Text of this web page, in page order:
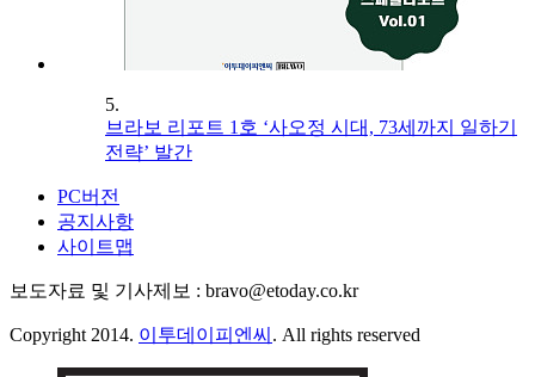
5.
브라보 리포트 1호 ‘사오정 시대, 73세까지 일하기
전략’ 발간
PC버전
공지사항
사이트맵
보도자료 및 기사제보 : bravo@etoday.co.kr
Copyright 2014. 이투데이피엔씨 . All rights reserved